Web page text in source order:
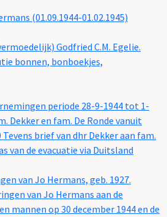
(01.09.1944-01.02.1945)
Godfried C.M. Egelie.
bonnen, bonboekjes,
periode 28-9-1944 tot 1-
Dekker en fam. De Ronde vanuit
brief van dhr Dekker aan fam.
van de evacuatie via Duitsland
van Jo Hermans, geb. 1927.
van Jo Hermans aan de
mannen op 30 december 1944 en de